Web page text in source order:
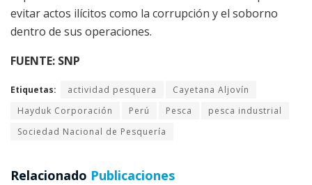
evitar actos ilícitos como la corrupción y el soborno
dentro de sus operaciones.
FUENTE: SNP
Etiquetas: actividad pesquera
Cayetana Aljovín
Hayduk Corporación
Perú Pesca
pesca industrial
Sociedad Nacional de Pesquería
Relacionado Publicaciones